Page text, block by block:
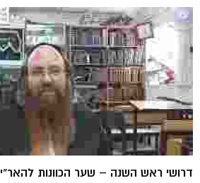
דרושי ראש השנה – שער הכוונות